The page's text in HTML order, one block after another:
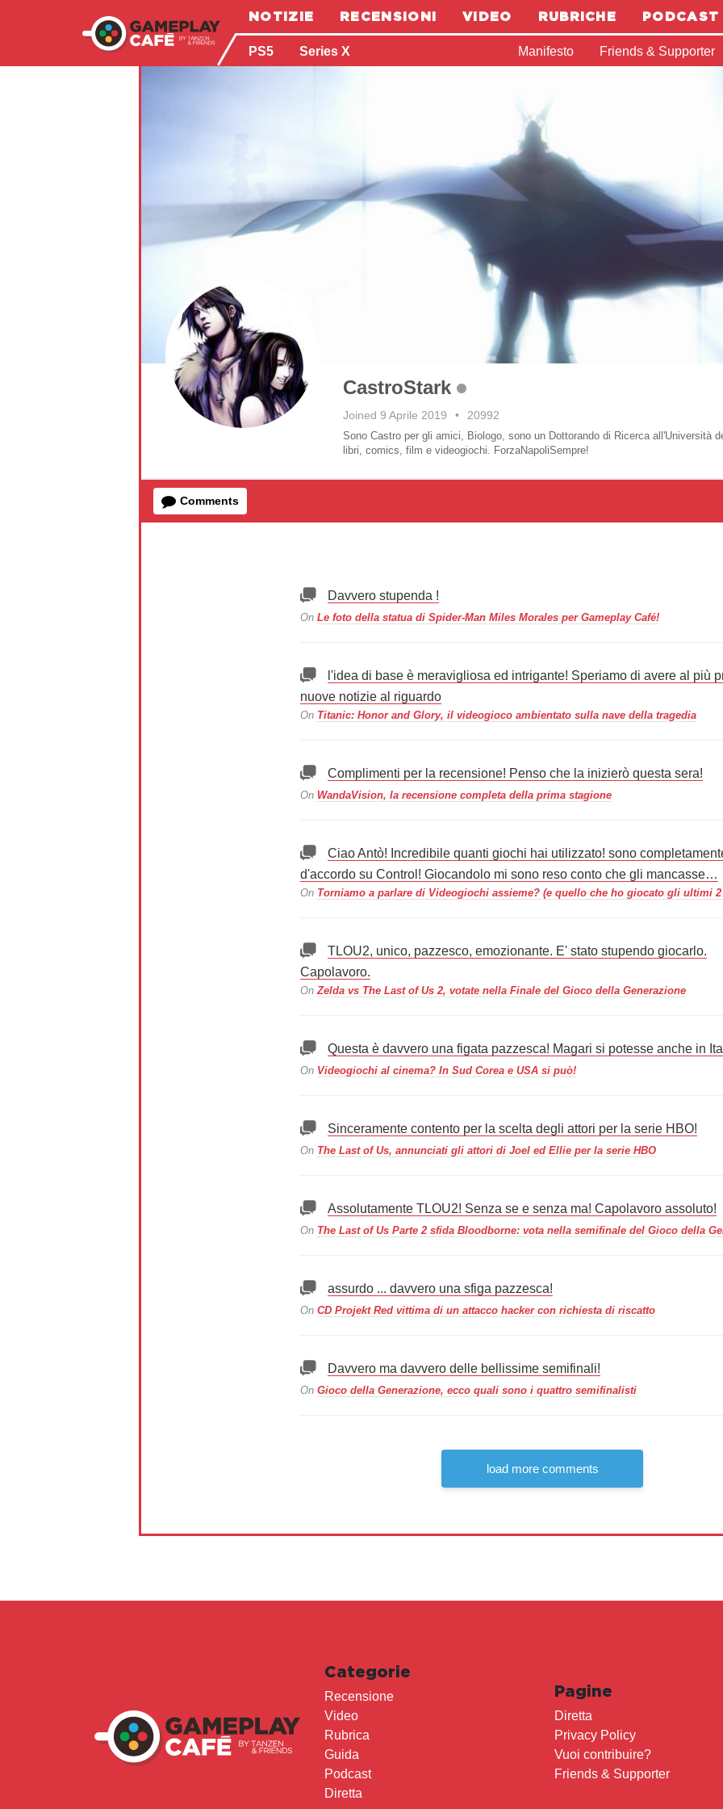
NOTIZIE RECENSIONI VIDEO RUBRICHE PODCAST
PS5 Series X Manifesto Friends & Supporter
CastroStark
Joined 9 Aprile 2019 • 20992
Sono Castro per gli amici, Biologo, sono un Dottorando di Ricerca all'Università
libri, comics, film e videogiochi. ForzaNapoliSempre!
Comments
Davvero stupenda !
On Le foto della statua di Spider-Man Miles Morales per Gameplay Café!
l'idea di base è meravigliosa ed intrigante! Speriamo di avere al più
nuove notizie al riguardo
On Titanic: Honor and Glory, il videogioco ambientato sulla nave della tragedia
Complimenti per la recensione! Penso che la inizierò questa sera!
On WandaVision, la recensione completa della prima stagione
Ciao Antò! Incredibile quanti giochi hai utilizzato! sono
d'accordo su Control! Giocandolo mi sono reso conto che gli mancasse…
On Torniamo a parlare di Videogiochi assieme? (e quello che ho giocato gli ultimi
TLOU2, unico, pazzesco, emozionante. E' stato stupendo giocarlo.
Capolavoro.
OnZelda vs The Last of Us 2, votate nella Finale del Gioco della Generazione
Questa è davvero una figata pazzesca! Magari si potesse anche in
On Videogiochi al cinema? In Sud Corea e USA si può!
Sinceramente contento per la scelta degli attori per la serie HBO!
On The Last of Us, annunciati gli attori di Joel ed Ellie per la serie HBO
Assolutamente TLOU2! Senza se e senza ma! Capolavoro assoluto!
On The Last of Us Parte 2 sfida Bloodborne: vota nella semifinale del Gioco della
assurdo ... davvero una sfiga pazzesca!
On CD Projekt Red vittima di un attacco hacker con richiesta di riscatto
Davvero ma davvero delle bellissime semifinali!
On Gioco della Generazione, ecco quali sono i quattro semifinalisti
load more comments
Categorie
Recensione
Video
Rubrica
Guida
Podcast
Diretta
Pagine
Diretta
Privacy Policy
Vuoi contribuire?
Friends & Supporter